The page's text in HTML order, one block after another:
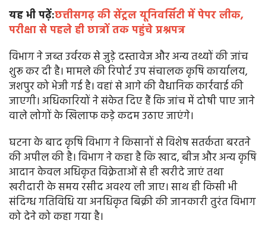
यह भी पढ़ें:छत्तीसगढ़ की सेंट्रल यूनिवर्सिटी में पेपर लीक,
परीक्षा से पहले ही छात्रों तक पहुंचे प्रश्नपत्र
विभाग ने जब्त उर्वरक से जुड़े दस्तावेज और अन्य तथ्यों की जांच
शुरू कर दी है। मामले की रिपोर्ट उप संचालक कृषि कार्यालय,
जशपुर को भेजी गई है। वहां से आगे की वैधानिक कार्रवाई की
जाएगी। अधिकारियों ने संकेत दिए हैं कि जांच में दोषी पाए जाने
वाले लोगों के खिलाफ कड़े कदम उठाए जाएंगे।
घटना के बाद कृषि विभाग ने किसानों से विशेष सतर्कता बरतने
की अपील की है। विभाग ने कहा है कि खाद, बीज और अन्य कृषि
आदान केवल अधिकृत विक्रेताओं से ही खरीदे जाएं तथा
खरीदारी के समय रसीद अवश्य ली जाए। साथ ही किसी भी
संदिग्ध गतिविधि या अनधिकृत बिक्री की जानकारी तुरंत विभाग
को देने को कहा गया है।